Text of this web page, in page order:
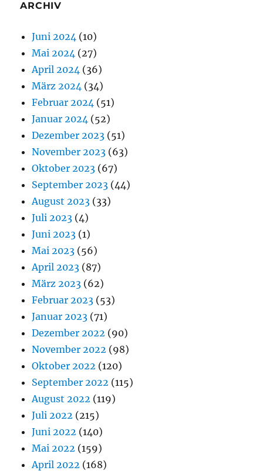
ARCHIV
Juni 2024 (10)
Mai 2024 (27)
April 2024 (36)
März 2024 (34)
Februar 2024 (51)
Januar 2024 (52)
Dezember 2023 (51)
November 2023 (63)
Oktober 2023 (67)
September 2023 (44)
August 2023 (33)
Juli 2023 (4)
Juni 2023 (1)
Mai 2023 (56)
April 2023 (87)
März 2023 (62)
Februar 2023 (53)
Januar 2023 (71)
Dezember 2022 (90)
November 2022 (98)
Oktober 2022 (120)
September 2022 (115)
August 2022 (119)
Juli 2022 (215)
Juni 2022 (140)
Mai 2022 (159)
April 2022 (168)